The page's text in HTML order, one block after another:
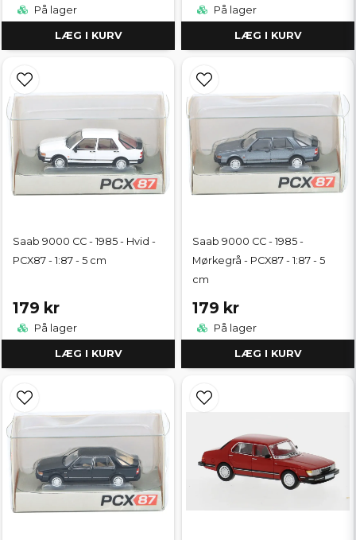
På lager
LÆG I KURV
På lager
LÆG I KURV
Saab 9000 CC - 1985 - Hvid -
PCX87 - 1:87 - 5 cm
179 kr
På lager
LÆG I KURV
Saab 9000 CC - 1985 -
Mørkegrå - PCX87 - 1:87 - 5
cm
179 kr
På lager
LÆG I KURV